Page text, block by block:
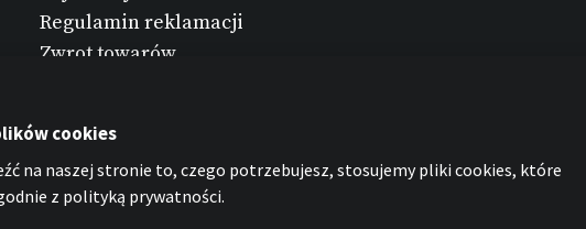
Regulamin reklamacji
Zwrot towarów
Ochrona danych
osobowych
Oświadczenie o
cookies
na naszej stronie to, czego potrzebujesz, stosujemy pliki cookies, które
z polityką prywatności.